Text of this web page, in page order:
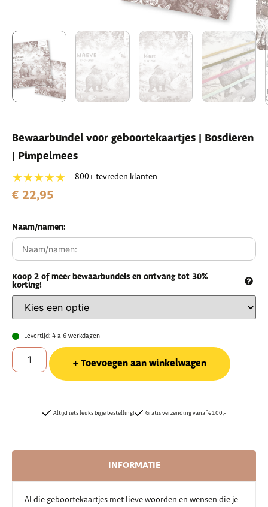
Bewaarbundel voor geboortekaartjes | Bosdieren
| Pimpelmees
★★★★★ 800+ tevreden klanten
€ 22,95
Naam/namen:
Koop 2 of meer bewaarbundels en ontvang tot 30%
korting!
Levertijd: 4 a 6 werkdagen
Toevoegen aan winkelwagen
Altijd iets leuks bij je bestelling! Gratis verzending vanaf €100,-
INFORMATIE
Al die geboortekaartjes met lieve woorden en wensen die je